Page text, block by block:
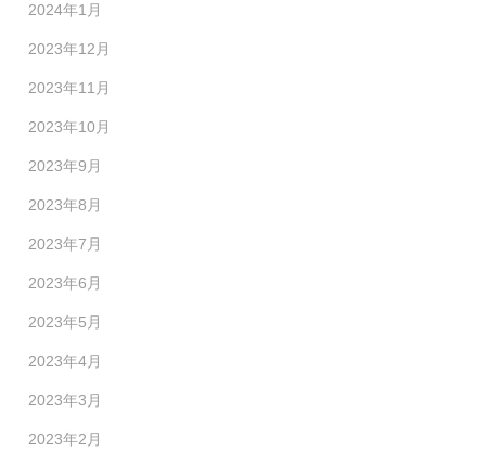
2024年1月
2023年12月
2023年11月
2023年10月
2023年9月
2023年8月
2023年7月
2023年6月
2023年5月
2023年4月
2023年3月
2023年2月